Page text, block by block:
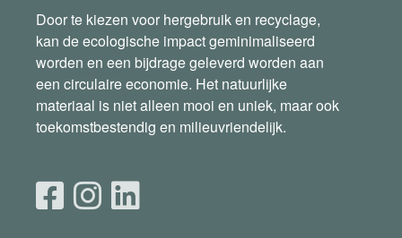
Door te kiezen voor hergebruik en recyclage,
kan de ecologische impact geminimaliseerd
worden en een bijdrage geleverd worden aan
een circulaire economie. Het natuurlijke
materiaal is niet alleen mooi en uniek, maar ook
toekomstbestendig en milieuvriendelijk.